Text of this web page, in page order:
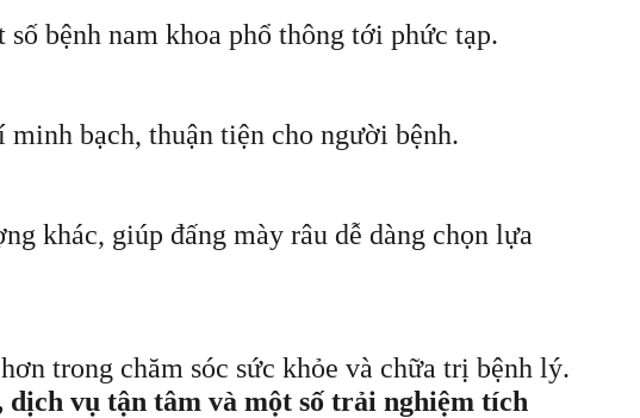
bệnh nam khoa phổ thông tới phức tạp.
bạch, thuận tiện cho người bệnh.
khác, giúp đấng mày râu dễ dàng chọn lựa
trong chăm sóc sức khỏe và chữa trị bệnh lý.
vụ tận tâm và một số trải nghiệm tích